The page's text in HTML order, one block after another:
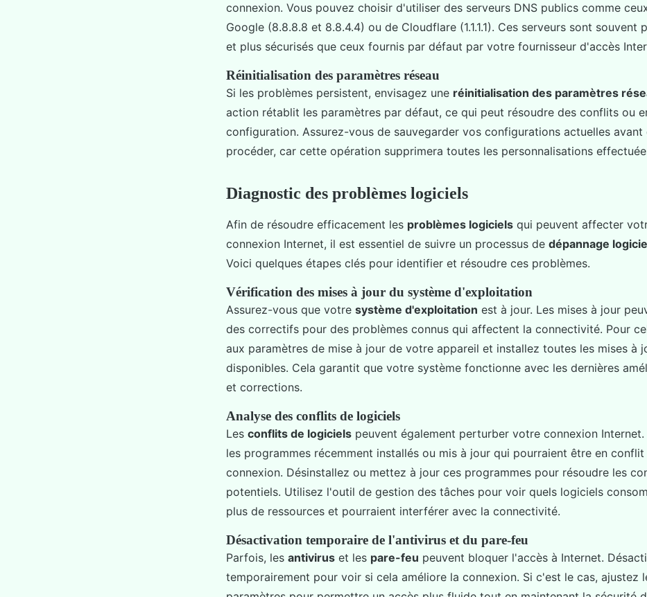
connexion. Vous pouvez choisir d'utiliser des serveurs DNS publics comme
Google (8.8.8.8 et 8.8.4.4) ou de Cloudflare (1.1.1.1). Ces serveurs sont souvent
et plus sécurisés que ceux fournis par défaut par votre fournisseur d'accès
Réinitialisation des paramètres réseau
Si les problèmes persistent, envisagez une réinitialisation des paramètres
action rétablit les paramètres par défaut, ce qui peut résoudre des conflits ou
configuration. Assurez-vous de sauvegarder vos configurations actuelles avant
procéder, car cette opération supprimera toutes les personnalisations
Diagnostic des problèmes logiciels
Afin de résoudre efficacement les problèmes logiciels qui peuvent affecter
connexion Internet, il est essentiel de suivre un processus de dépannage
Voici quelques étapes clés pour identifier et résoudre ces problèmes.
Vérification des mises à jour du système d'exploitation
Assurez-vous que votre système d'exploitation est à jour. Les mises à jour
des correctifs pour des problèmes connus qui affectent la connectivité. Pour
aux paramètres de mise à jour de votre appareil et installez toutes les mises à
disponibles. Cela garantit que votre système fonctionne avec les dernières
et corrections.
Analyse des conflits de logiciels
Les conflits de logiciels peuvent également perturber votre connexion
les programmes récemment installés ou mis à jour qui pourraient être en
connexion. Désinstallez ou mettez à jour ces programmes pour résoudre les
potentiels. Utilisez l'outil de gestion des tâches pour voir quels logiciels
plus de ressources et pourraient interférer avec la connectivité.
Désactivation temporaire de l'antivirus et du pare-feu
Parfois, les antivirus et les pare-feu peuvent bloquer l'accès à Internet.
temporairement pour voir si cela améliore la connexion. Si c'est le cas, ajustez